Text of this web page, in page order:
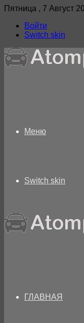
Пятница , 7 Август
Войти
Switch skin
Меню
Switch skin
ГЛАВНАЯ